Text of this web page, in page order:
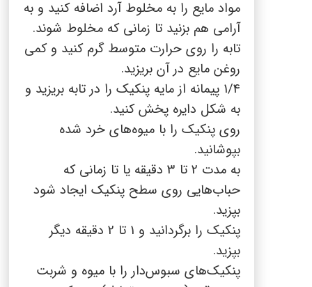
مواد مایع را به مخلوط آرد اضافه کنید و به
آرامی هم بزنید تا زمانی که مخلوط شوند.
تابه را روی حرارت متوسط گرم کنید و کمی
روغن مایع در آن بریزید.
1/4 پیمانه از مایه پنکیک را در تابه بریزید و
به شکل دایره پخش کنید.
روی پنکیک را با میوه‌های خرد شده
بپوشانید.
به مدت 2 تا 3 دقیقه یا تا زمانی که
حباب‌هایی روی سطح پنکیک ایجاد شود
بپزید.
پنکیک را برگردانید و 1 تا 2 دقیقه دیگر
بپزید.
پنکیک‌های سبوس‌دار را با میوه و شربت